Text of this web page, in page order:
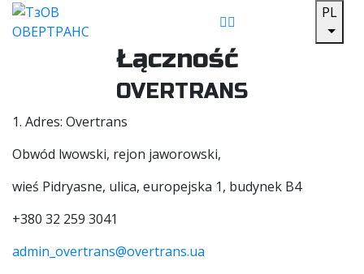
PL
Łączność
OVERTRANS
1. Adres: Overtrans
Obwód lwowski, rejon jaworowski,
wieś Pidryasne, ulica, europejska 1, budynek B4
+380 32 259 3041
admin_overtrans@overtrans.ua